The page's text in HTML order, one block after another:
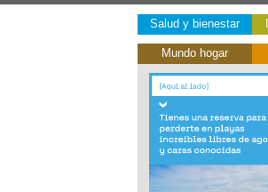
Salud y bienestar
Mundo hogar